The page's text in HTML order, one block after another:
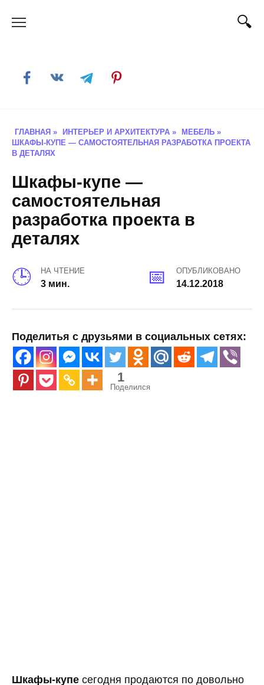
ГЛАВНАЯ » ИНТЕРЬЕР И АРХИТЕКТУРА » МЕБЕЛЬ »
ШКАФЫ-КУПЕ — САМОСТОЯТЕЛЬНАЯ РАЗРАБОТКА ПРОЕКТА
В ДЕТАЛЯХ
Шкафы-купе —
самостоятельная
разработка проекта в
деталях
НА ЧТЕНИЕ
3 мин.
ОПУБЛИКОВАНО
14.12.2018
Поделитья с друзьями в социальных сетях:
1
Поделился
Шкафы-купе сегодня продаются по довольно